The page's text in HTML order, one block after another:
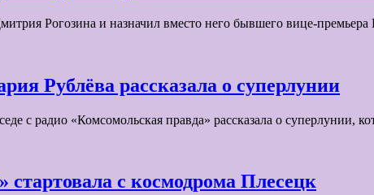
Рогозина и назначил вместо него бывшего вице-
Рублёва рассказала о суперлунии
с радио «Комсомольская правда» рассказала о суперлунии,
стартовала с космодрома Плесецк